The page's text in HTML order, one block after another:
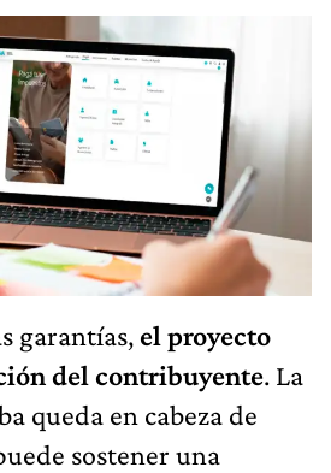
garantías, el proyecto
del contribuyente. La
queda en cabeza de
sostener una